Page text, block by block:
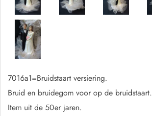
7016a1=Bruidstaart versiering.
Bruid en bruidegom voor op de bruidstaart.
Item uit de 50er jaren.